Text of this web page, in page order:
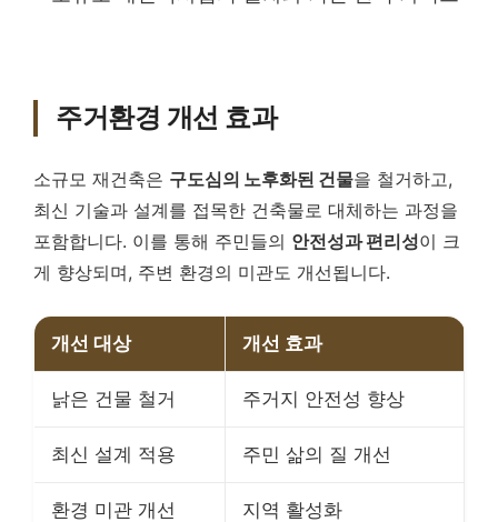
주거환경 개선 효과
소규모 재건축은 구도심의 노후화된 건물을 철거하고,
최신 기술과 설계를 접목한 건축물로 대체하는 과정을
포함합니다. 이를 통해 주민들의 안전성과 편리성이 크
게 향상되며, 주변 환경의 미관도 개선됩니다.
개선 대상 개선 효과
낡은 건물 철거 주거지 안전성 향상
최신 설계 적용 주민 삶의 질 개선
환경 미관 개선 지역 활성화